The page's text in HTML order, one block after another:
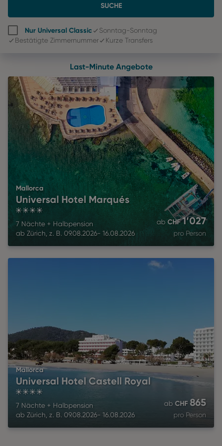
SUCHE
Nur Universal Classic
Sonntag-Sonntag
Bestätigte Zimmernummer
Kurze Transfers
Last-Minute Angebote
Mallorca
Universal Hotel Marqués
7 Nächte + Halbpension
ab Zürich z. B. 09.08.2026- 16.08.2026
ab CHF1’027
pro Person
Mallorca
Universal Hotel Castell Royal
7 Nächte + Halbpension
ab Zürich z. B. 09.08.2026- 16.08.2026
ab CHF 865
pro Person